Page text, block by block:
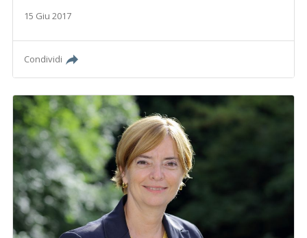
15 Giu 2017
Condividi